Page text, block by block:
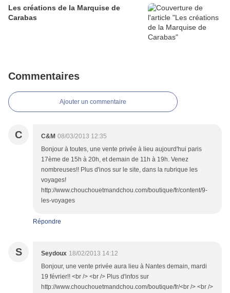
Les créations de la Marquise de
Carabas
Commentaires
Ajouter un commentaire
C C&M 08/03/2013 12:35
Bonjour à toutes, une vente privée à lieu aujourd'hui paris
17ème de 15h à 20h, et demain de 11h à 19h. Venez
nombreuses!! Plus d'inos sur le site, dans la rubrique les
voyages!
http://www.chouchouetmandchou.com/boutique/fr/content/9-
les-voyages
Répondre
S Seydoux 18/02/2013 14:12
Bonjour, une vente privée aura lieu à Nantes demain, mardi
19 février!! <br /> <br /> Plus d'infos sur
http://www.chouchouetmandchou.com/boutique/fr/<br /> <br />